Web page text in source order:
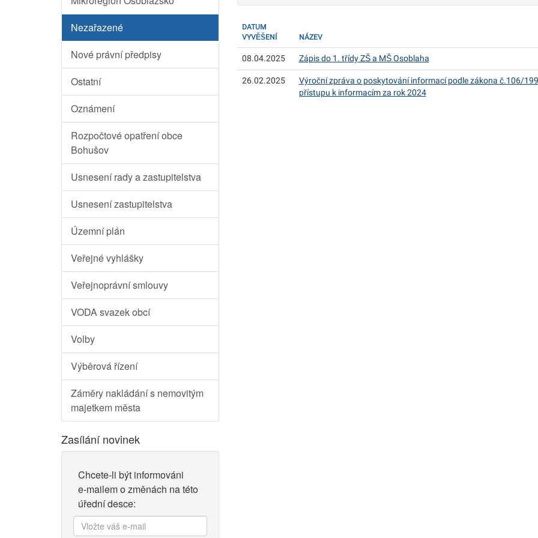
Nezařazené
Nové právní předpisy
Ostatní
Oznámení
Rozpočtové opatření obce
Bohušov
Usnesení rady a zastupitelstva
Usnesení zastupitelstva
Územní plán
Veřejné vyhlášky
Veřejnoprávní smlouvy
VODA svazek obcí
Volby
Výběrová řízení
Záměry nakládání s nemovitým
majetkem města
Zasílání novinek
Chcete-li být informováni
e-mailem o změnách na této
úřední desce:
Vložte
DATUM
VYVĚŠENÍ
NÁZEV
08.04.2025 Zápis do 1. třídy ZŠ a MŠ Osoblaha
26.02.2025
Výroční zpráva o poskytování informací podle zákona č.106/
přístupu k informacím za rok 2024